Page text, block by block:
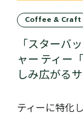
Coffee & Craft
「スターバ
ャー ティー
しみ広がる
ティーに特化